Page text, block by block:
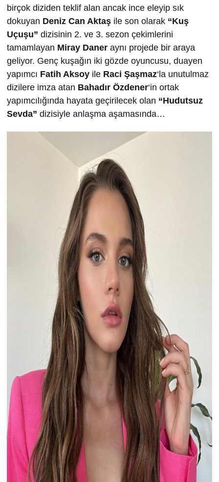
birçok diziden teklif alan ancak ince eleyip sık
dokuyan Deniz Can Aktaş ile son olarak “Kuş
Uçuşu” dizisinin 2. ve 3. sezon çekimlerini
tamamlayan Miray Daner aynı projede bir araya
geliyor. Genç kuşağın iki gözde oyuncusu, duayen
yapımcı Fatih Aksoy ile Raci Şaşmaz‘la unutulmaz
dizilere imza atan Bahadır Özdener‘in ortak
yapımcılığında hayata geçirilecek olan “Hudutsuz
Sevda” dizisiyle anlaşma aşamasında…